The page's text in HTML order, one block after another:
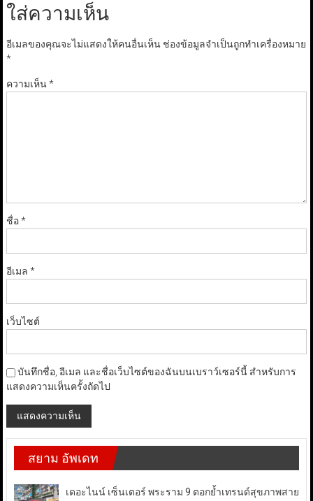
ใส่ความเห็น
อีเมลของคุณจะไม่แสดงให้คนอื่นเห็น ช่องข้อมูลจำเป็นถูกทำเครื่องหมาย
*
ความเห็น*
ชื่อ*
อีเมล *
เว็บไซต์
บันทึกชื่อ, อีเมล และชื่อเว็บไซต์ของฉันบนเบราว์เซอร์นี้ สำหรับการ
แสดงความเห็นครั้งถัดไป
สยาม อัพเดท
เดอะไนน์ เซ็นเตอร์ พระราม 9 ตอกย้ำเทรนด์สุขภาพสาย